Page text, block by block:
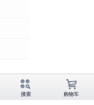
搜索 购物车